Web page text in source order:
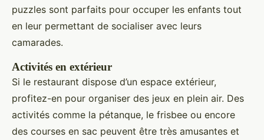
puzzles sont parfaits pour occuper les enfants tout
en leur permettant de socialiser avec leurs
camarades.
Activités en extérieur
Si le restaurant dispose d’un espace extérieur,
profitez-en pour organiser des jeux en plein air. Des
activités comme la pétanque, le frisbee ou encore
des courses en sac peuvent être très amusantes et